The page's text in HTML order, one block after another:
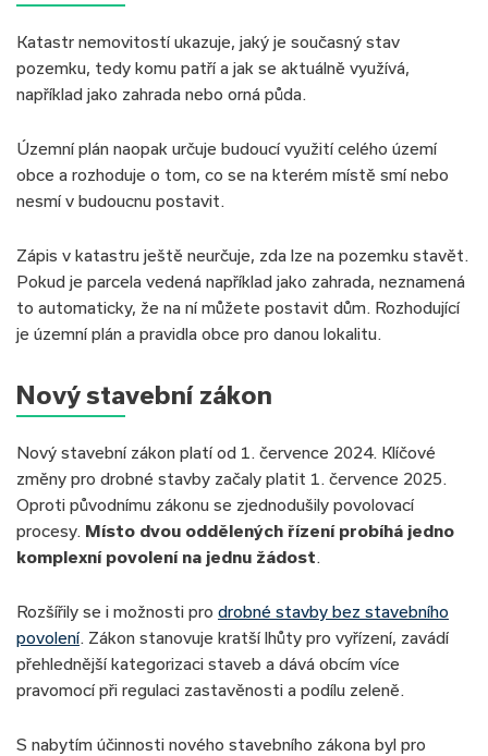
Katastr nemovitostí ukazuje, jaký je současný stav
pozemku, tedy komu patří a jak se aktuálně využívá,
například jako zahrada nebo orná půda.
Územní plán naopak určuje budoucí využití celého území
obce a rozhoduje o tom, co se na kterém místě smí nebo
nesmí v budoucnu postavit.
Zápis v katastru ještě neurčuje, zda lze na pozemku stavět.
Pokud je parcela vedená například jako zahrada, neznamená
to automaticky, že na ní můžete postavit dům. Rozhodující
je územní plán a pravidla obce pro danou lokalitu.
Nový stavební zákon
Nový stavební zákon platí od 1. července 2024. Klíčové
změny pro drobné stavby začaly platit 1. července 2025.
Oproti původnímu zákonu se zjednodušily povolovací
procesy. Místo dvou oddělených řízení probíhá jedno
komplexní povolení na jednu žádost
Rozšířily se i možnosti pro drobné stavby bez stavebního
povolení. Zákon stanovuje kratší lhůty pro vyřízení, zavádí
přehlednější kategorizaci staveb a dává obcím více
pravomocí při regulaci zastavěnosti a podílu zeleně.
S nabytím účinnosti nového stavebního zákona byl pro